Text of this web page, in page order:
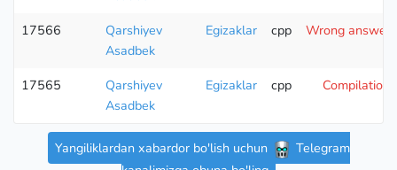
17566
Qarshiyev
Asadbek
Egizaklar cpp Wrong answer
17565
Qarshiyev
Asadbek
Egizaklar cpp Compilation
Yangiliklardan xabardor bo'lish uchun
Telegram